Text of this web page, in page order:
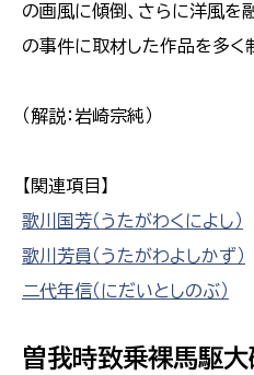
の画風に傾倒、さらに洋風を
の事件に取材した作品を多く
（解説：岩崎宗純）
【関連項目】
歌川国芳（うたがわくによし）
歌川芳員（うたがわよしかず）
二代年信（にだいとしのぶ）
曽我時致乗裸馬駆大